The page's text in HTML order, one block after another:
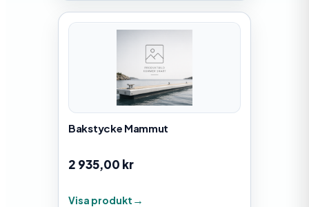
Bakstycke Mammut
2 935,00 kr
Visa produkt